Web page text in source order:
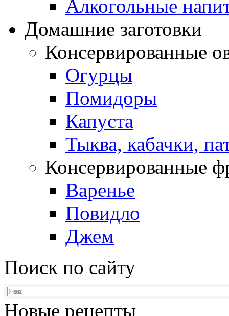
Алкогольные
Домашние заготовки
Консервированные
Огурцы
Помидоры
Капуста
Тыква, кабачки,
Консервированные
Варенье
Повидло
Джем
Поиск по сайту
Новые рецепты